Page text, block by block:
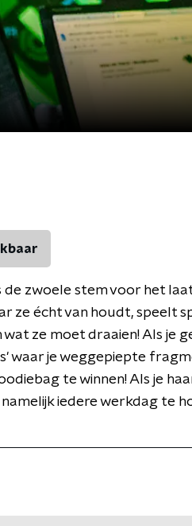
zwoele stem voor het
ze écht van houdt, speelt
ze moet draaien! Als je
waar je weggepiepte
te winnen! Als je
iedere werkdag te